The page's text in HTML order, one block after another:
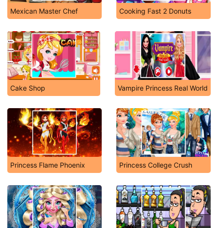
Mexican Master Chef Cooking Fast 2 Donuts
Cake Shop Vampire Princess Real World
Princess Flame Phoenix Princess College Crush